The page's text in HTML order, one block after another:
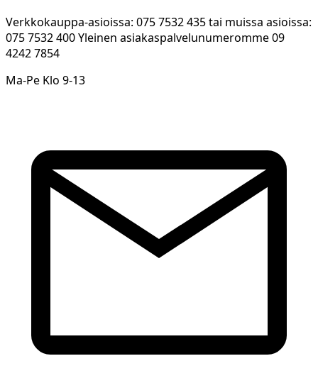
Verkkokauppa-asioissa: 075 7532 435 tai muissa asioissa:
075 7532 400 Yleinen asiakaspalvelunumeromme 09
4242 7854
Ma-Pe Klo 9-13